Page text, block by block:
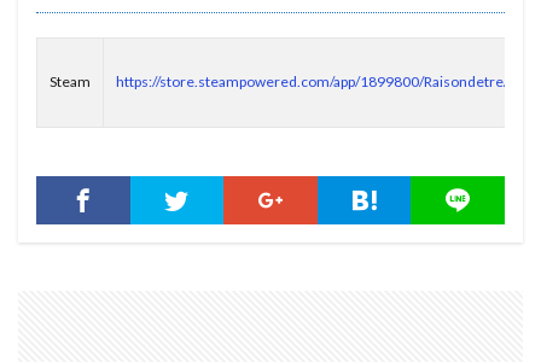
Steam https://store.steampowered.com/app/1899800/Raisondetre/